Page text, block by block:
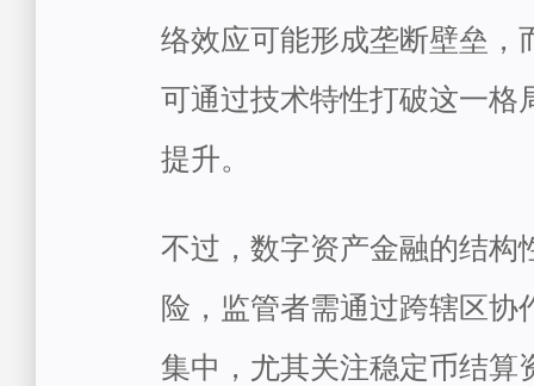
络效应可能形成垄断壁垒，
可通过技术特性打破这一格
提升。
不过，数字资产金融的结构
险，监管者需通过跨辖区协
集中，尤其关注稳定币结算